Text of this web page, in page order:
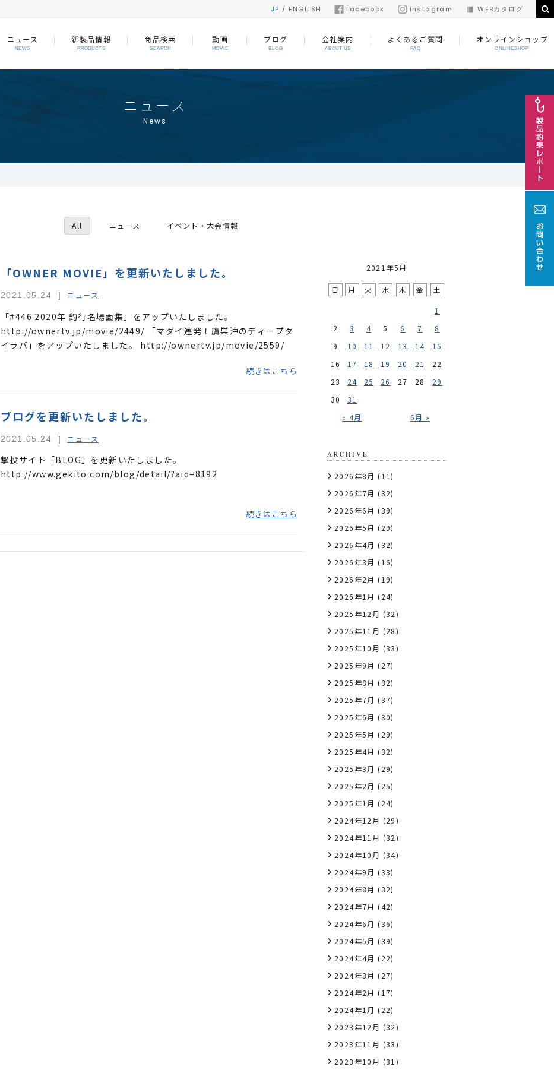
JP / ENGLISH facebook instagram WEBカタログ
ニュース
NEWS
新製品情報
PRODUCTS
商品検索
SEARCH
動画
MOVIE
ブログ
BLOG
会社案内
ABOUT US
よくあるご質問
FAQ
オンラインショップ
ONLINESHOP
ニュース
News
All ニュース イベント・大会情報
「OWNER MOVIE」を更新いたしました。
2021.05.24 ニュース
「#446 2020年 釣行名場面集」をアップいたしました。
http://ownertv.jp/movie/2449/ 「マダイ連発！鷹巣沖のディープタ
イラバ」をアップいたしました。 http://ownertv.jp/movie/2559/
続きはこちら
ブログを更新いたしました。
2021.05.24 ニュース
撃投サイト「BLOG」を更新いたしました。
http://www.gekito.com/blog/detail/?aid=8192
続きはこちら
2021年5月
日 月 火 水 木 金 土
« 4月 6月 »
1
2
3 4 5 6 7
8
9
10 11 12 13 14
15
16
17 18 19 20 21
22
23
24 25 26 27 28
29
30
31
ARCHIVE
2026年8月 (11)
2026年7月 (32)
2026年6月 (39)
2026年5月 (29)
2026年4月 (32)
2026年3月 (16)
2026年2月 (19)
2026年1月 (24)
2025年12月 (32)
2025年11月 (28)
2025年10月 (33)
2025年9月 (27)
2025年8月 (32)
2025年7月 (37)
2025年6月 (30)
2025年5月 (29)
2025年4月 (32)
2025年3月 (29)
2025年2月 (25)
2025年1月 (24)
2024年12月 (29)
2024年11月 (32)
2024年10月 (34)
2024年9月 (33)
2024年8月 (32)
2024年7月 (42)
2024年6月 (36)
2024年5月 (39)
2024年4月 (22)
2024年3月 (27)
2024年2月 (17)
2024年1月 (22)
2023年12月 (32)
2023年11月 (33)
2023年10月 (31)